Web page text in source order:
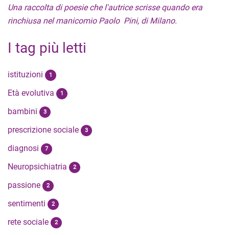
Una raccolta di poesie che l'autrice scrisse quando era
rinchiusa nel manicomio Paolo Pini, di Milano.
I tag più letti
istituzioni 1
Età evolutiva 1
bambini 3
prescrizione sociale 3
diagnosi 7
Neuropsichiatria 2
passione 2
sentimenti 2
rete sociale 2